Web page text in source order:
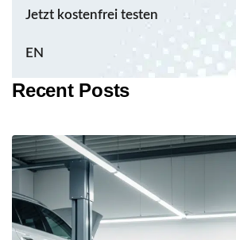
Jetzt kostenfrei testen
EN
Recent Posts